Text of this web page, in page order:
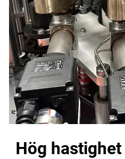
Hög